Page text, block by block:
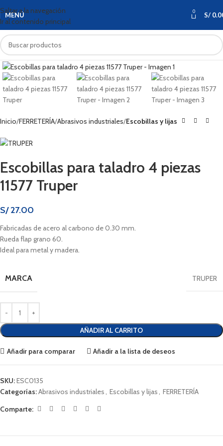
Saltar a la navegación
Ir al contenido principal
MENÚ 0 S/
Haga clic para ampliar
Inicio FERRETERÍA Abrasivos industriales Escobillas y lijas
Escobillas para taladro 4 piezas
11577 Truper
S/27.00
Fabricadas de acero al carbono de 0.30 mm.
Rueda flap grano 60.
Ideal para metal y madera.
MARCA TRUPER
AÑADIR AL CARRITO
Añadir para comparar Añadir a la lista de deseos
SKU:ESC0135
Categorías:Abrasivos industriales, Escobillas y lijas, FERRETERÍA
Comparte: